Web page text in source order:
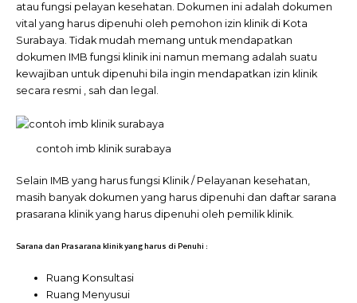
atau fungsi pelayan kesehatan. Dokumen ini adalah dokumen
vital yang harus dipenuhi oleh pemohon izin klinik di Kota
Surabaya. Tidak mudah memang untuk mendapatkan
dokumen IMB fungsi klinik ini namun memang adalah suatu
kewajiban untuk dipenuhi bila ingin mendapatkan izin klinik
secara resmi , sah dan legal.
contoh imb klinik surabaya
Selain IMB yang harus fungsi Klinik / Pelayanan kesehatan,
masih banyak dokumen yang harus dipenuhi dan daftar sarana
prasarana klinik yang harus dipenuhi oleh pemilik klinik.
Sarana dan Prasarana klinik yang harus di Penuhi :
Ruang Konsultasi
Ruang Menyusui